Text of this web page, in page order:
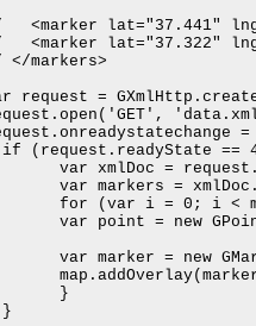
<marker lat="37.441"
<marker lat="37.322"
markers>
request =
(request.readyState ==